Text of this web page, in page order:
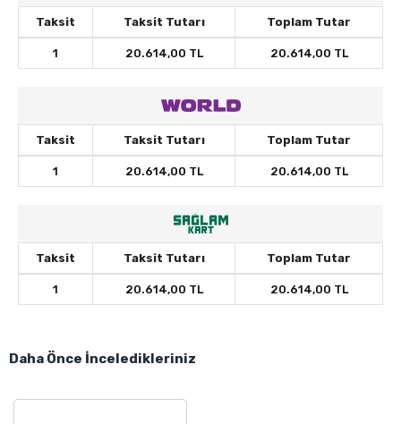
Taksit Taksit Tutarı Toplam Tutar
1 20.614,00 TL 20.614,00 TL
Taksit Taksit Tutarı Toplam Tutar
1 20.614,00 TL 20.614,00 TL
Taksit Taksit Tutarı Toplam Tutar
1 20.614,00 TL 20.614,00 TL
Daha Önce İnceledikleriniz